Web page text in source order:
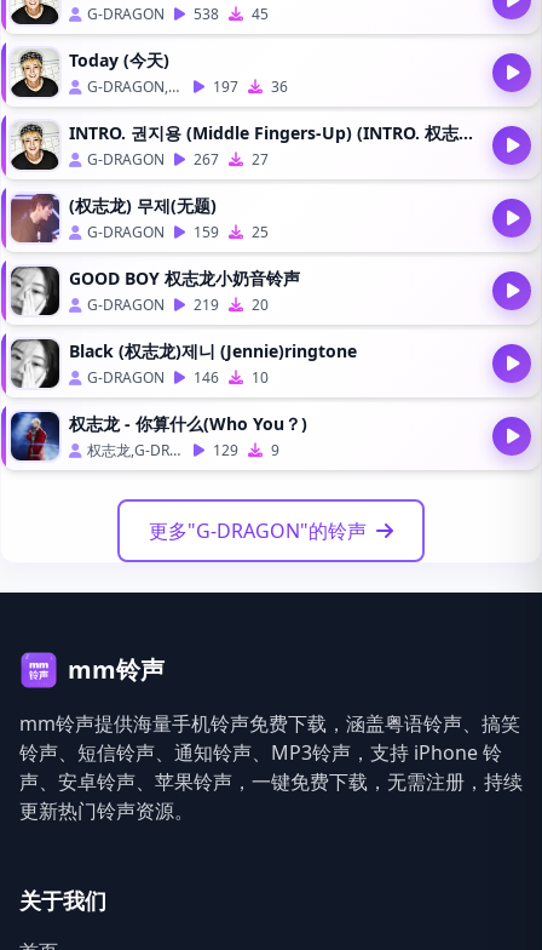
G-DRAGON 538 45
Today (今天)
G-DRAGON,金钟万 197 36
INTRO. 권지용 (Middle Fingers-Up) (INTRO. 权志龙 (Middle Fingers-Up))
G-DRAGON 267 27
(权志龙) 무제(无题)
G-DRAGON 159 25
GOOD BOY 权志龙小奶音铃声
G-DRAGON 219 20
Black (权志龙)제니 (Jennie)ringtone
G-DRAGON 146 10
权志龙 - 你算什么(Who You？)
权志龙,G-DRAGON 129 9
更多"G-DRAGON"的铃声
mm铃声
mm铃声提供海量手机铃声免费下载，涵盖粤语铃声、搞笑
铃声、短信铃声、通知铃声、MP3铃声，支持 iPhone 铃
声、安卓铃声、苹果铃声，一键免费下载，无需注册，持续
更新热门铃声资源。
关于我们